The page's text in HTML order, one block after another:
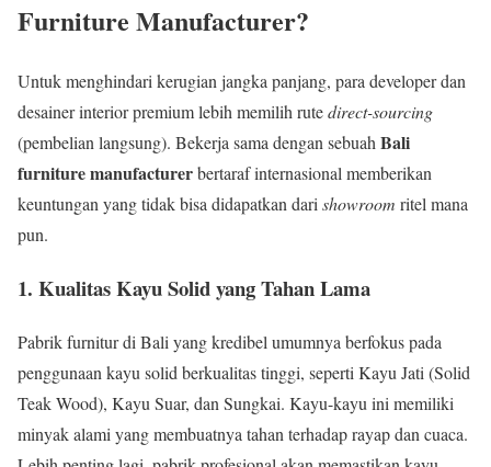
Furniture Manufacturer?
Untuk menghindari kerugian jangka panjang, para developer dan
desainer interior premium lebih memilih rutedirect-sourcing
(pembelian langsung). Bekerja sama dengan sebuah Bali
furniture manufacturerbertaraf internasional memberikan
keuntungan yang tidak bisa didapatkan dari showroom ritel mana
pun.
1. Kualitas Kayu Solid yang Tahan Lama
Pabrik furnitur di Bali yang kredibel umumnya berfokus pada
penggunaan kayu solid berkualitas tinggi, seperti Kayu Jati (Solid
Teak Wood), Kayu Suar, dan Sungkai. Kayu-kayu ini memiliki
minyak alami yang membuatnya tahan terhadap rayap dan cuaca.